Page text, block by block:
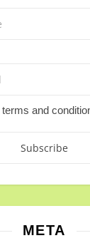
terms and
META